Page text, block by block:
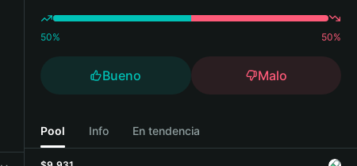
50% 50%
Bueno Malo
Pool Info En tendencia